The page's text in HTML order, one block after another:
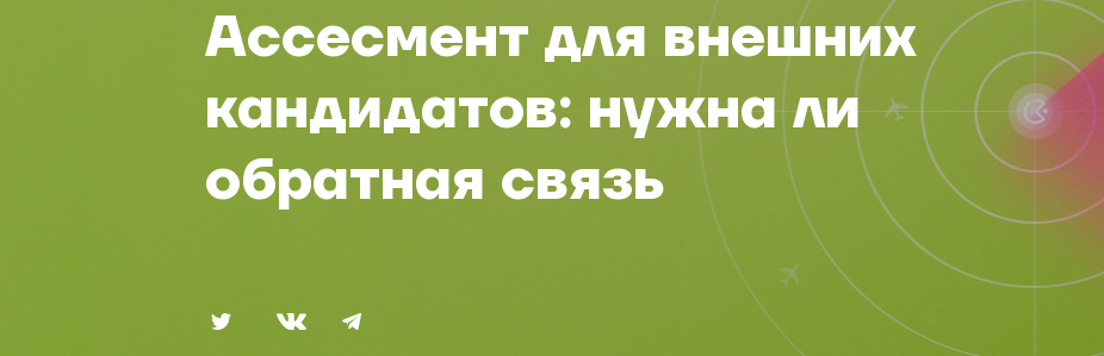
Ассесмент для внешних
кандидатов: нужна ли
обратная связь